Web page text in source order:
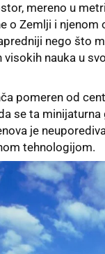
mereno u
o Zemlji i
nego što
visokih nauka u
pomeren od
se ta
je
tehnologijom.